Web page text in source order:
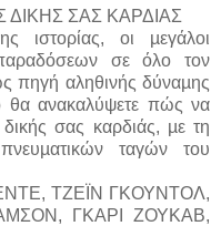
ΣΑΣ ΚΑΡΔΙΑΣ
ιστορίας, οι µεγάλοι
σε όλο τον
πηγή αληθινής δύναµης
θα ανακαλύψετε πώς να
σας καρδιάς, µε τη
ταγών του
ΤΖΕΪΝ ΓΚΟΥΝΤΟΛ,
ΓΚΑΡΙ ΖΟΥΚΑΒ,